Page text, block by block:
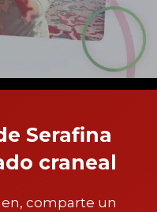
Serafina
craneal
comparte un